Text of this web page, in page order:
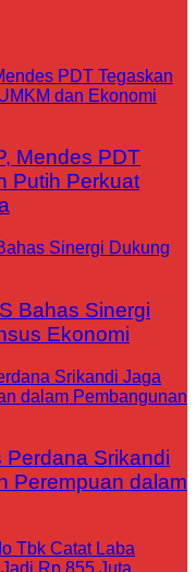
Mendes PDT
Putih Perkuat
Bahas Sinergi
Ekonomi
Srikandi
Perempuan dalam